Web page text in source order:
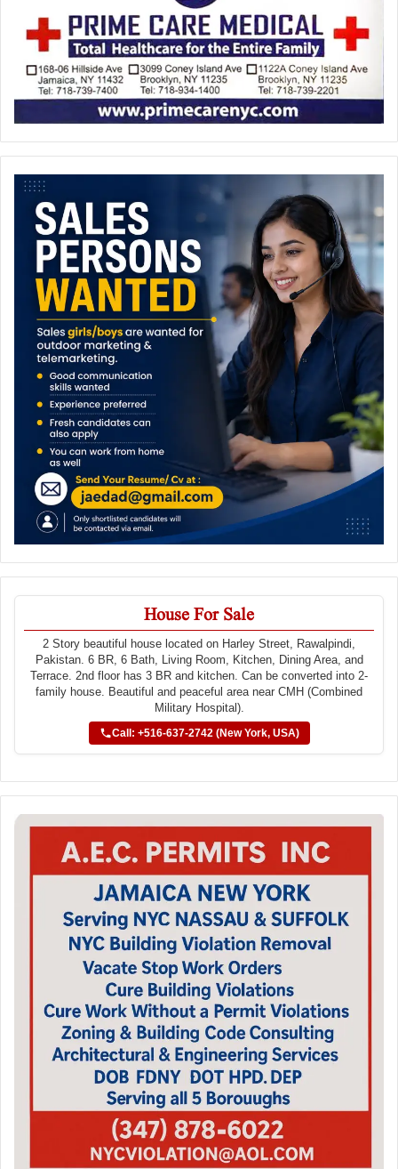
House For Sale
2 Story beautiful house located on Harley Street, Rawalpindi,
Pakistan. 6 BR, 6 Bath, Living Room, Kitchen, Dining Area, and
Terrace. 2nd floor has 3 BR and kitchen. Can be converted into 2-
family house. Beautiful and peaceful area near CMH (Combined
Military Hospital).
Call: +516-637-2742 (New York, USA)